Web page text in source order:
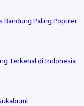
Bandung Paling Populer
Terkenal di Indonesia